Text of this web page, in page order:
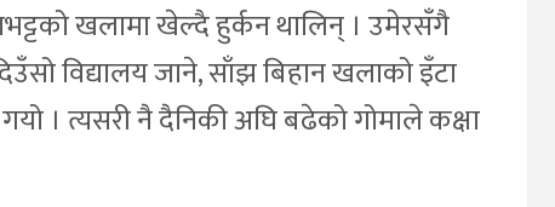
खलामा खेल्दै हुर्कन थालिन् । उमेरसँगै
विद्यालय जाने, साँझ बिहान खलाको इँटा
। त्यसरी नै दैनिकी अघि बढेको गोमाले कक्षा